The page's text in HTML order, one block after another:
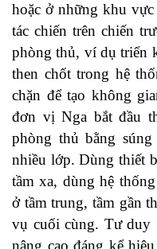
hoặc ở những khu
tác chiến trên chiến
phòng thủ, ví dụ triển
then chốt trong hệ
chặn để tạo không
đơn vị Nga bắt đầu
phòng thủ bằng
nhiều lớp. Dùng thiết
tầm xa, dùng hệ
ở tầm trung, tầm gần
vụ cuối cùng. Tư duy
nâng cao đáng kể